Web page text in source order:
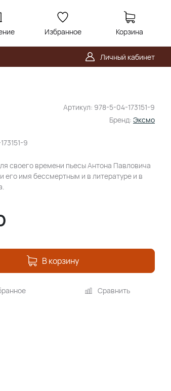
Избранное Корзина
Личный кабинет
Артикул: 978-5-04-173151-9
Бренд: Эксмо
9
своего времени пьесы Антона Павловича
его имя бессмертным и в литературе и в
В корзину
Сравнить